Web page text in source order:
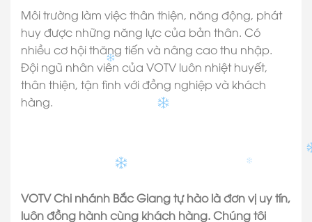
Môi trường làm việc thân thiện, năng động, phát
huy được những năng lực của bản thân. Có
nhiều cơ hội thăng tiến và nâng cao thu nhập.
Đội ngũ nhân viên của VOTV luôn nhiệt huyết,
thân thiện, tận tình với đồng nghiệp và khách
hàng.
VOTV Chi nhánh Bắc Giang tự hào là đơn vị uy tín,
luôn đồng hành cùng khách hàng. Chúng tôi